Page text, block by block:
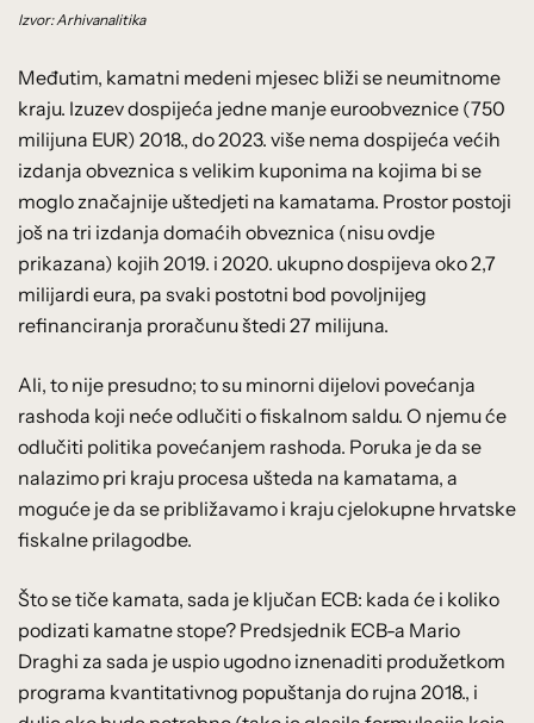
Izvor: Arhivanalitika
Međutim, kamatni medeni mjesec bliži se neumitnome
kraju. Izuzev dospijeća jedne manje euroobveznice (750
milijuna EUR) 2018., do 2023. više nema dospijeća većih
izdanja obveznica s velikim kuponima na kojima bi se
moglo značajnije uštedjeti na kamatama. Prostor postoji
još na tri izdanja domaćih obveznica (nisu ovdje
prikazana) kojih 2019. i 2020. ukupno dospijeva oko 2,7
milijardi eura, pa svaki postotni bod povoljnijeg
refinanciranja proračunu štedi 27 milijuna.
Ali, to nije presudno; to su minorni dijelovi povećanja
rashoda koji neće odlučiti o fiskalnom saldu. O njemu će
odlučiti politika povećanjem rashoda. Poruka je da se
nalazimo pri kraju procesa ušteda na kamatama, a
moguće je da se približavamo i kraju cjelokupne hrvatske
fiskalne prilagodbe.
Što se tiče kamata, sada je ključan ECB: kada će i koliko
podizati kamatne stope? Predsjednik ECB-a Mario
Draghi za sada je uspio ugodno iznenaditi produžetkom
programa kvantitativnog popuštanja do rujna 2018., i